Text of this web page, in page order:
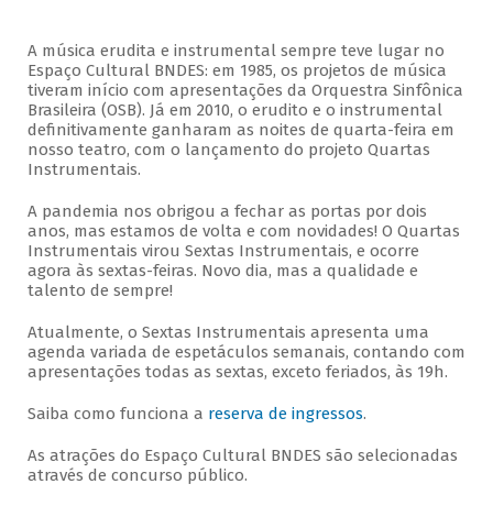
A música erudita e instrumental sempre teve lugar no
Espaço Cultural BNDES: em 1985, os projetos de música
tiveram início com apresentações da Orquestra Sinfônica
Brasileira (OSB). Já em 2010, o erudito e o instrumental
definitivamente ganharam as noites de quarta-feira em
nosso teatro, com o lançamento do projeto Quartas
Instrumentais.
A pandemia nos obrigou a fechar as portas por dois
anos, mas estamos de volta e com novidades! O Quartas
Instrumentais virou Sextas Instrumentais, e ocorre
agora às sextas-feiras. Novo dia, mas a qualidade e
talento de sempre!
Atualmente, o Sextas Instrumentais apresenta uma
agenda variada de espetáculos semanais, contando com
apresentações todas as sextas, exceto feriados, às 19h.
Saiba como funciona a reserva de ingressos.
As atrações do Espaço Cultural BNDES são selecionadas
através de concurso público.